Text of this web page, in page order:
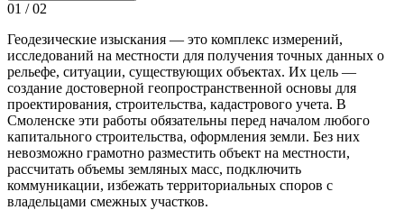
01 / 02
Геодезические изыскания — это комплекс измерений,
исследований на местности для получения точных данных о
рельефе, ситуации, существующих объектах. Их цель —
создание достоверной геопространственной основы для
проектирования, строительства, кадастрового учета. В
Смоленске эти работы обязательны перед началом любого
капитального строительства, оформления земли. Без них
невозможно грамотно разместить объект на местности,
рассчитать объемы земляных масс, подключить
коммуникации, избежать территориальных споров с
владельцами смежных участков.